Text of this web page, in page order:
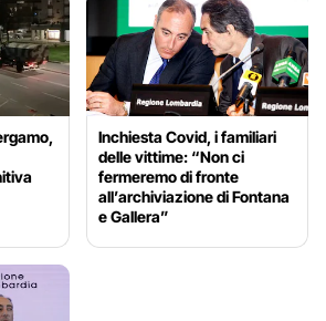
Inchiesta Covid, i familiari
delle vittime: “Non ci
fermeremo di fronte
all’archiviazione di Fontana
e Gallera”